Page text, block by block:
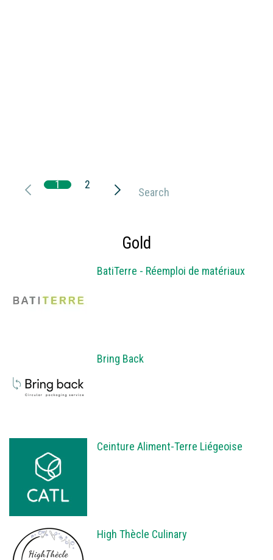
1 2
Gold
BatiTerre - Réemploi de matériaux
Bring Back
Ceinture Aliment-Terre Liégeoise
High Thècle Culinary